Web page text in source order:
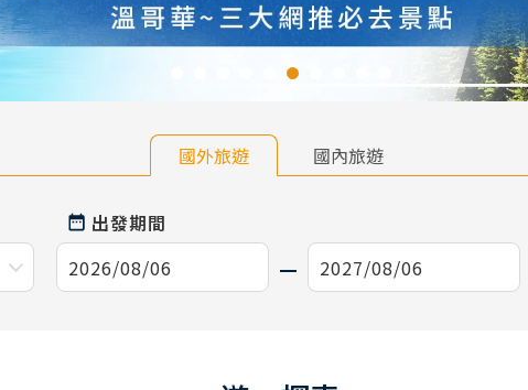
國外旅遊 國內旅遊
出發期間